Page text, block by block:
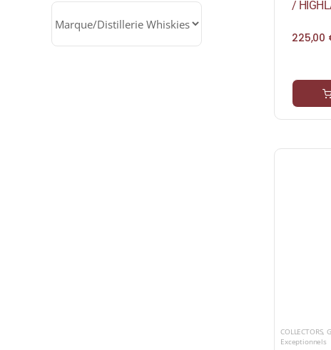
/
225,00
COLLECTORS,
Exceptionnels